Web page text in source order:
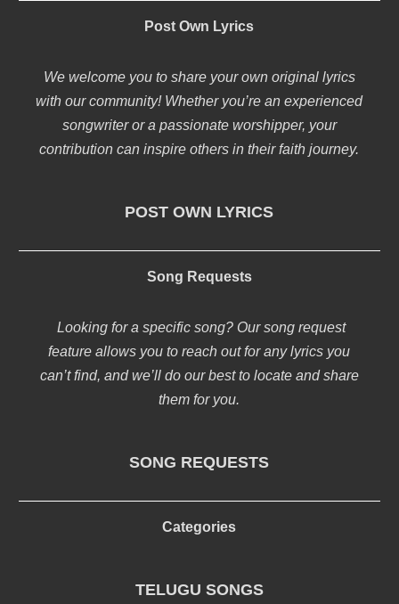
Post Own Lyrics
We welcome you to share your own original lyrics
with our community! Whether you’re an experienced
songwriter or a passionate worshipper, your
contribution can inspire others in their faith journey.
POST OWN LYRICS
Song Requests
Looking for a specific song? Our song request
feature allows you to reach out for any lyrics you
can’t find, and we’ll do our best to locate and share
them for you.
SONG REQUESTS
Categories
TELUGU SONGS